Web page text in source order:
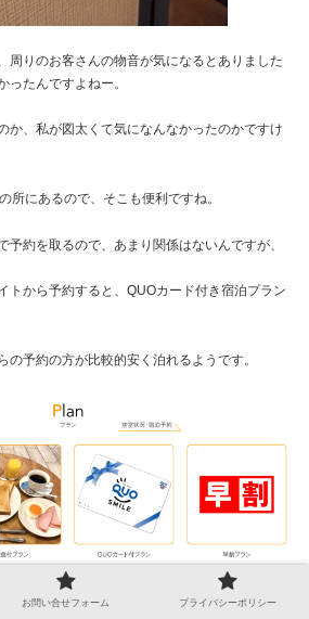
周りのお客さんの物音が気になるとありました
ったんですよねー。
か、私が図太くて気になんなかったのかですけ
所にあるので、そこも便利ですね。
予約を取るので、あまり関係はないんですが、
トから予約すると、QUOカード付き宿泊プラン
の予約の方が比較的安く泊れるようです。
い話なんですけどね。。。
お問い合せフォーム プライバシーポリシー